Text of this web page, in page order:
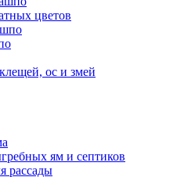
цветов
ос и змей
ям и септиков
рассады